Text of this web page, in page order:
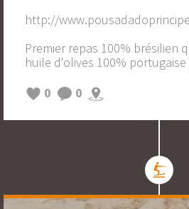
http://
Premier repas 100% brésilien
huile d'olives 100%
0
0